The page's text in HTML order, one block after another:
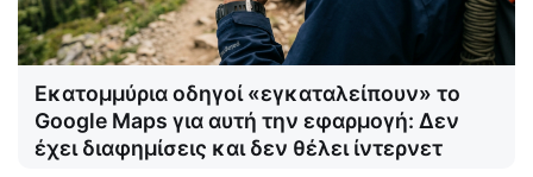
Εκατομμύρια οδηγοί «εγκαταλείπουν» το
Google Maps για αυτή την εφαρμογή: Δεν
έχει διαφημίσεις και δεν θέλει ίντερνετ